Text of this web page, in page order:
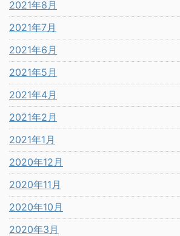
2021年8月
2021年7月
2021年6月
2021年5月
2021年4月
2021年2月
2021年1月
2020年12月
2020年11月
2020年10月
2020年3月